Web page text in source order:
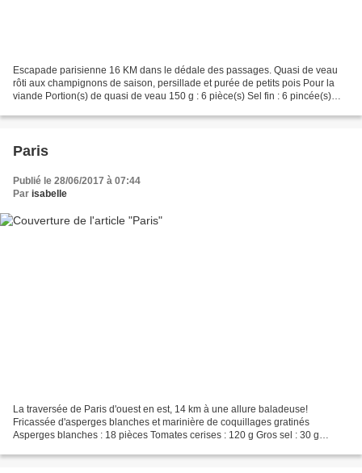
Escapade parisienne 16 KM dans le dédale des passages. Quasi de veau
rôti aux champignons de saison, persillade et purée de petits pois Pour la
viande Portion(s) de quasi de veau 150 g : 6 pièce(s) Sel fin : 6 pincée(s)
Paris
Publié le 28/06/2017 à 07:44
Par isabelle
La traversée de Paris d'ouest en est, 14 km à une allure baladeuse!
Fricassée d'asperges blanches et marinière de coquillages gratinés
Asperges blanches : 18 pièces Tomates cerises : 120 g Gros sel : 30 g